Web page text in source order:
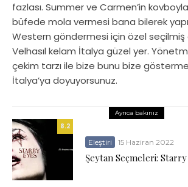
fazlası. Summer ve Carmen’in
büfede mola vermesi bana bilerek
Western göndermesi için özel seçilmiş
Velhasıl kelam İtalya güzel yer.
çekim tarzı ile bize bunu bize
İtalya’ya doyuyorsunuz.
Ayrıca bakınız
8.2
Eleştiri
15 Haziran 2022
Şeytan Seçmeleri: Starry